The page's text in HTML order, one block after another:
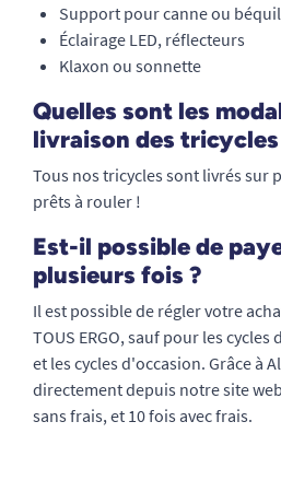
Support pour canne ou
Éclairage LED, réflecteurs
Klaxon ou sonnette
Quelles sont les
livraison des
Tous nos tricycles sont livrés sur
prêts à rouler !
Est-il possible de
plusieurs fois ?
Il est possible de régler votre
TOUS ERGO, sauf pour les cycles
et les cycles d'occasion. Grâce à
directement depuis notre site
sans frais, et 10 fois avec frais.